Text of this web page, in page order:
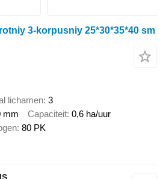
3-korpusniy 25*30*35*40 sm
lichamen 3
mm Capaciteit 0,6 ha/uur
80 PK